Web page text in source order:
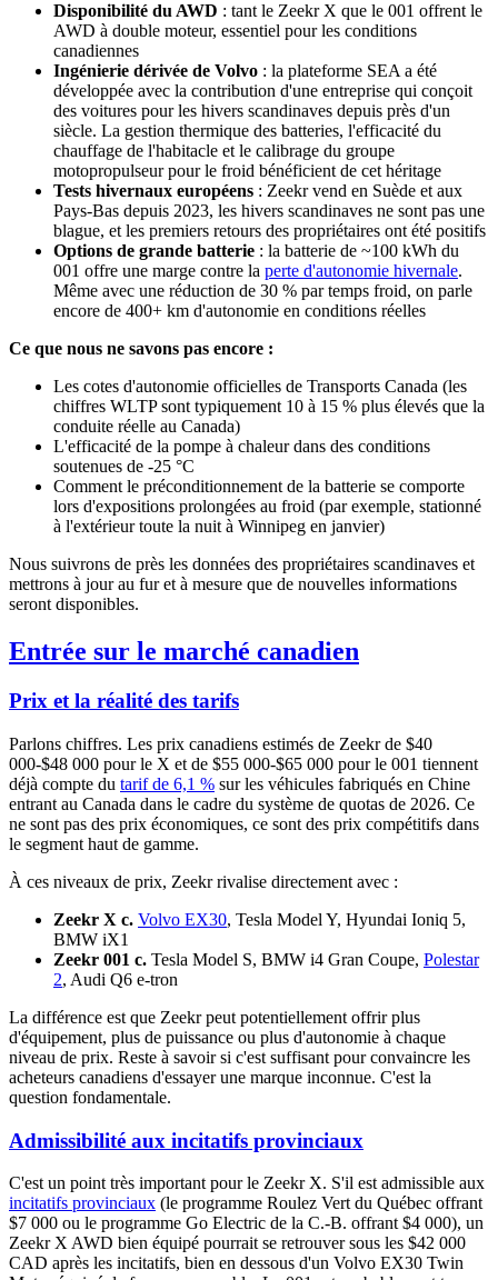
Disponibilité du AWD : tant le Zeekr X que le 001 offrent le
AWD à double moteur, essentiel pour les conditions
canadiennes
Ingénierie dérivée de Volvo : la plateforme SEA a été
développée avec la contribution d'une entreprise qui conçoit
des voitures pour les hivers scandinaves depuis près d'un
siècle. La gestion thermique des batteries, l'efficacité du
chauffage de l'habitacle et le calibrage du groupe
motopropulseur pour le froid bénéficient de cet héritage
Tests hivernaux européens : Zeekr vend en Suède et aux
Pays-Bas depuis 2023, les hivers scandinaves ne sont pas une
blague, et les premiers retours des propriétaires ont été positifs
Options de grande batterie : la batterie de ~100 kWh du
001 offre une marge contre la perte d'autonomie hivernale.
Même avec une réduction de 30 % par temps froid, on parle
encore de 400+ km d'autonomie en conditions réelles
Ce que nous ne savons pas encore :
Les cotes d'autonomie officielles de Transports Canada (les
chiffres WLTP sont typiquement 10 à 15 % plus élevés que la
conduite réelle au Canada)
L'efficacité de la pompe à chaleur dans des conditions
soutenues de -25 °C
Comment le préconditionnement de la batterie se comporte
lors d'expositions prolongées au froid (par exemple, stationné
à l'extérieur toute la nuit à Winnipeg en janvier)
Nous suivrons de près les données des propriétaires scandinaves et
mettrons à jour au fur et à mesure que de nouvelles informations
seront disponibles.
Entrée sur le marché canadien
Prix et la réalité des tarifs
Parlons chiffres. Les prix canadiens estimés de Zeekr de $40
000-$48 000 pour le X et de $55 000-$65 000 pour le 001 tiennent
déjà compte du tarif de 6,1 % sur les véhicules fabriqués en Chine
entrant au Canada dans le cadre du système de quotas de 2026. Ce
ne sont pas des prix économiques, ce sont des prix compétitifs dans
le segment haut de gamme.
À ces niveaux de prix, Zeekr rivalise directement avec :
Zeekr X c. Volvo EX30, Tesla Model Y, Hyundai Ioniq 5,
BMW iX1
Zeekr 001 c. Tesla Model S, BMW i4 Gran Coupe, Polestar
2, Audi Q6 e-tron
La différence est que Zeekr peut potentiellement offrir plus
d'équipement, plus de puissance ou plus d'autonomie à chaque
niveau de prix. Reste à savoir si c'est suffisant pour convaincre les
acheteurs canadiens d'essayer une marque inconnue. C'est la
question fondamentale.
Admissibilité aux incitatifs provinciaux
C'est un point très important pour le Zeekr X. S'il est admissible aux
incitatifs provinciaux (le programme Roulez Vert du Québec offrant
$7 000 ou le programme Go Electric de la C.-B. offrant $4 000), un
Zeekr X AWD bien équipé pourrait se retrouver sous les $42 000
CAD après les incitatifs, bien en dessous d'un Volvo EX30 Twin